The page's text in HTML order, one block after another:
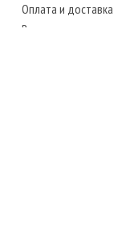
Оплата и доставка
Возврат товара